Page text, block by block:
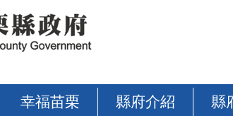
幸福苗栗 縣府介紹 縣